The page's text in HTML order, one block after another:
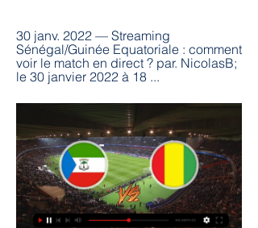
30 janv. 2022 — Streaming
Sénégal/Guinée Equatoriale : comment
voir le match en direct ? par. NicolasB;
le 30 janvier 2022 à 18 ...